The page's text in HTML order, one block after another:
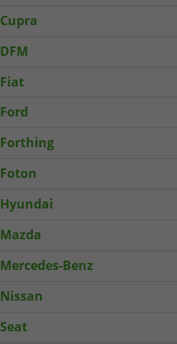
Cupra
DFM
Fiat
Ford
Forthing
Foton
Hyundai
Mazda
Mercedes-Benz
Nissan
Seat